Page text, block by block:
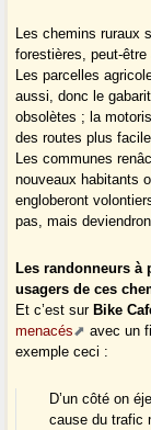
Les chemins ruraux
forestières, peut-
Les parcelles
aussi, donc le
obsolètes ; la
des routes plus
Les communes
nouveaux habitants
engloberont
pas, mais
Les randonneurs à
usagers de ces
Et c’est sur Bike
menacés
avec un
exemple ceci :
D’un côté on
cause du trafic